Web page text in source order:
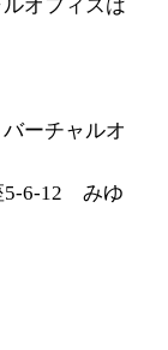
オフィスは
ーチャルオ
5-6-12 みゆ